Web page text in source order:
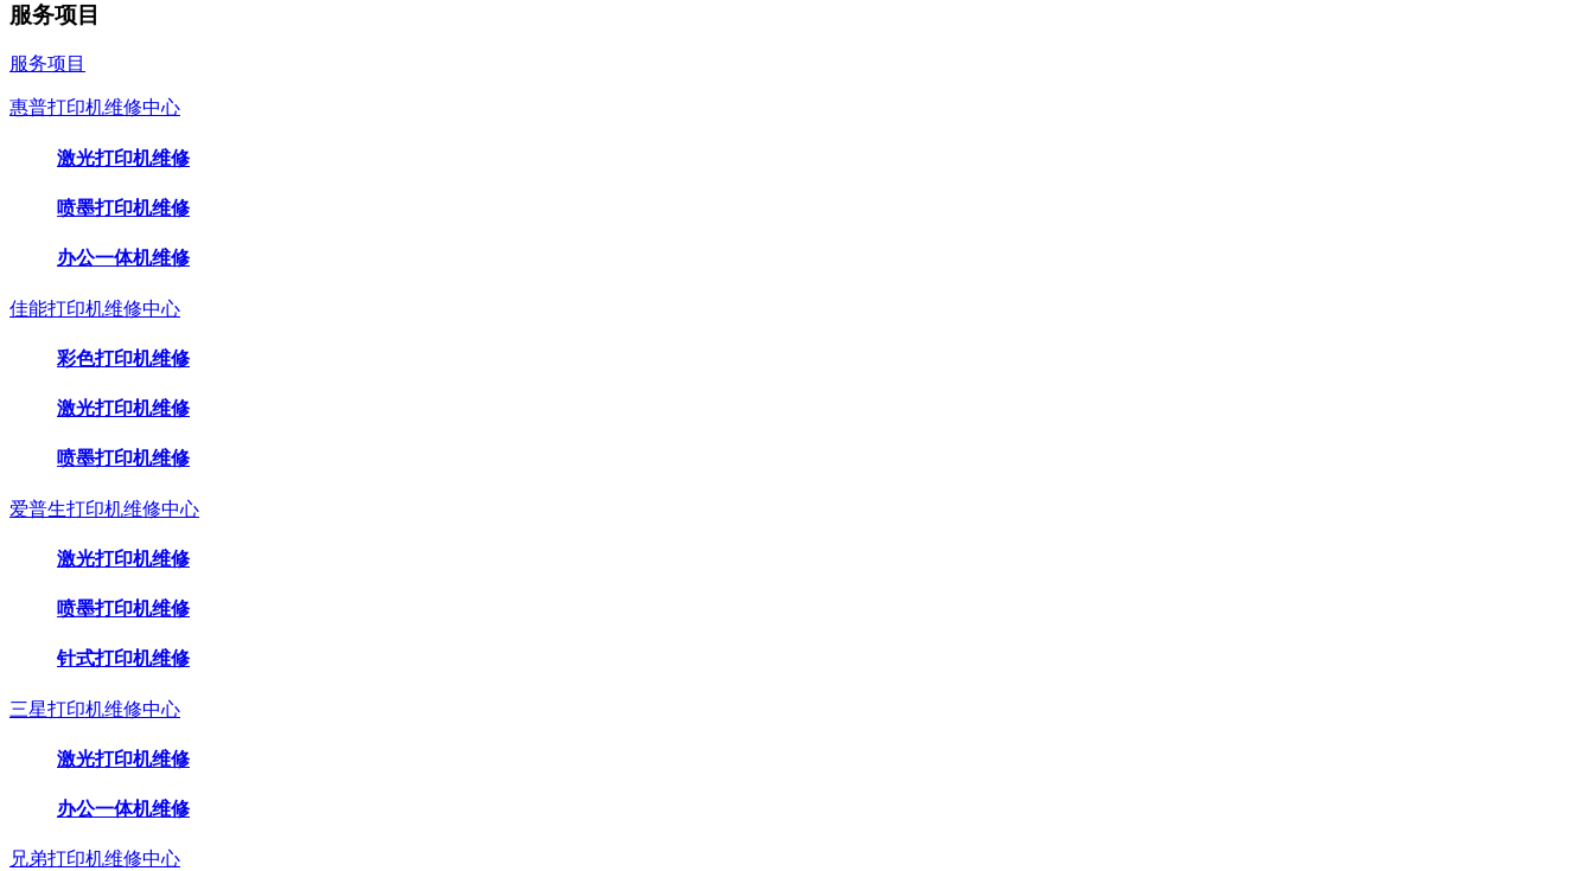
服务项目
服务项目
惠普打印机维修中心
激光打印机维修
喷墨打印机维修
办公一体机维修
佳能打印机维修中心
彩色打印机维修
激光打印机维修
喷墨打印机维修
爱普生打印机维修中心
激光打印机维修
喷墨打印机维修
针式打印机维修
三星打印机维修中心
激光打印机维修
办公一体机维修
兄弟打印机维修中心